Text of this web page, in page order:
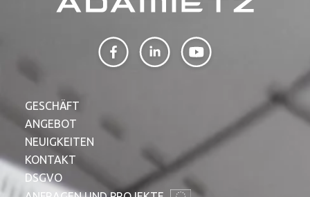
GESCHÄFT
ANGEBOT
NEUIGKEITEN
KONTAKT
DSGVO